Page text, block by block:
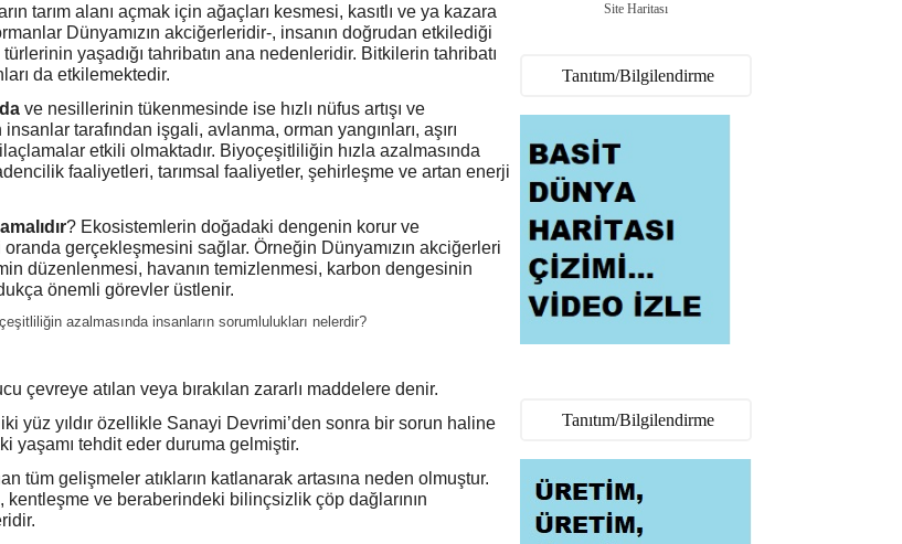
tarım alanı açmak için ağaçları kesmesi, kasıtlı ve ya kazara
Dünyamızın akciğerleridir-, insanın doğrudan etkilediği
yaşadığı tahribatın ana nedenleridir. Bitkilerin tahribatı
da etkilemektedir.
ve nesillerinin tükenmesinde ise hızlı nüfus artışı ve
tarafından işgali, avlanma, orman yangınları, aşırı
etkili olmaktadır. Biyoçeşitliliğin hızla azalmasında
faaliyetleri, tarımsal faaliyetler, şehirleşme ve artan enerji
? Ekosistemlerin doğadaki dengenin korur ve
gerçekleşmesini sağlar. Örneğin Dünyamızın akciğerleri
düzenlenmesi, havanın temizlenmesi, karbon dengesinin
önemli görevler üstlenir.
azalmasında insanların sorumlulukları nelerdir?
çevreye atılan veya bırakılan zararlı maddelere denir.
yüz yıldır özellikle Sanayi Devrimi’den sonra bir sorun haline
yaşamı tehdit eder duruma gelmiştir.
tüm gelişmeler atıkların katlanarak artasına neden olmuştur.
kentleşme ve beraberindeki bilinçsizlik çöp dağlarının
Site Haritası
Tanıtım/Bilgilendirme
Tanıtım/Bilgilendirme